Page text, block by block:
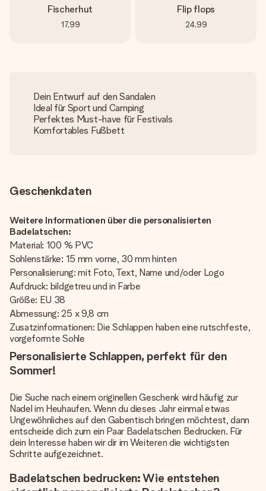
Fischerhut
17,99
Flip flops
24,99
Dein Entwurf auf den Sandalen
Ideal für Sport und Camping
Perfektes Must-have für Festivals
Komfortables Fußbett
Geschenkdaten
Weitere Informationen über die personalisierten
Badelatschen:
Material: 100 % PVC
Sohlenstärke: 15 mm vorne, 30 mm hinten
Personalisierung: mit Foto, Text, Name und/oder Logo
Aufdruck: bildgetreu und in Farbe
Größe: EU 38
Abmessung: 25 x 9,8 cm
Zusatzinformationen: Die Schlappen haben eine rutschfeste,
vorgeformte Sohle
Personalisierte Schlappen, perfekt für den
Sommer!
Die Suche nach einem originellen Geschenk wird häufig zur
Nadel im Heuhaufen. Wenn du dieses Jahr einmal etwas
Ungewöhnliches auf den Gabentisch bringen möchtest, dann
entscheide dich zum ein Paar Badelatschen Bedrucken. Für
dein Interesse haben wir dir im Weiteren die wichtigsten
Schritte aufgezeichnet.
Badelatschen bedrucken: Wie entstehen